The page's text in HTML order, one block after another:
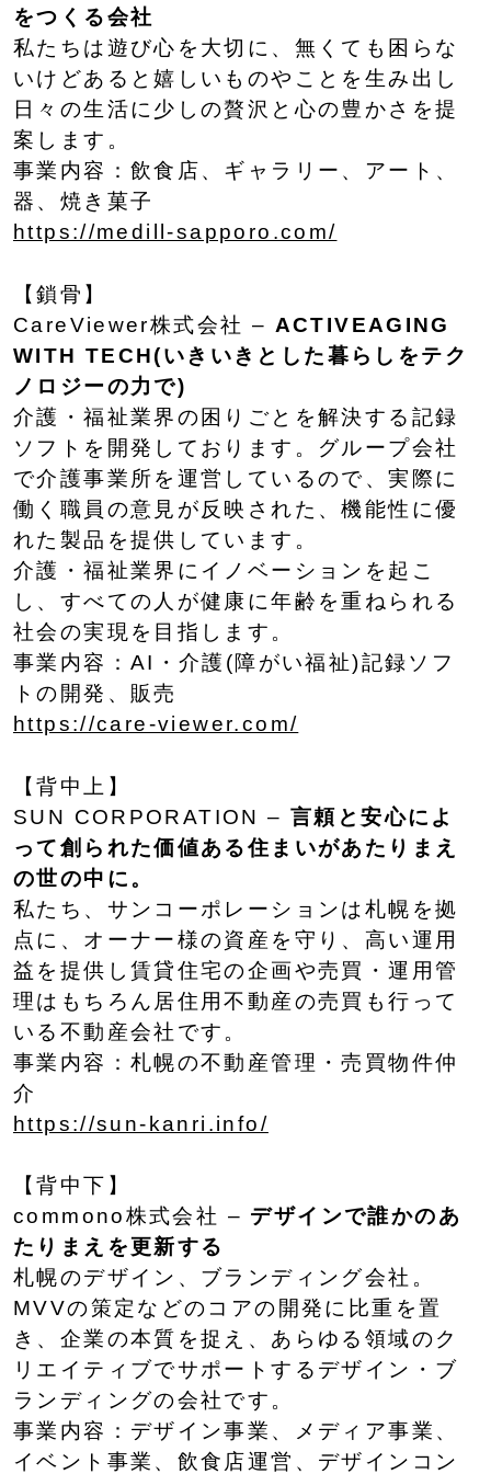
をつくる会社
私たちは遊び心を大切に、無くても困らな
いけどあると嬉しいものやことを生み出し
日々の生活に少しの贅沢と心の豊かさを提
案します。
事業内容：飲食店、ギャラリー、アート、
器、焼き菓子
https://medill-sapporo.com/
【鎖骨】
CareViewer株式会社 – ACTIVEAGING
WITH TECH(いきいきとした暮らしをテク
ノロジーの力で)
介護・福祉業界の困りごとを解決する記録
ソフトを開発しております。グループ会社
で介護事業所を運営しているので、実際に
働く職員の意見が反映された、機能性に優
れた製品を提供しています。
介護・福祉業界にイノベーションを起こ
し、すべての人が健康に年齢を重ねられる
社会の実現を目指します。
事業内容：AI・介護(障がい福祉)記録ソフ
トの開発、販売
https://care-viewer.com/
【背中上】
SUN CORPORATION – 言頼と安心によ
って創られた価値ある住まいがあたりまえ
の世の中に。
私たち、サンコーポレーションは札幌を拠
点に、オーナー様の資産を守り、高い運用
益を提供し賃貸住宅の企画や売買・運用管
理はもちろん居住用不動産の売買も行って
いる不動産会社です。
事業内容：札幌の不動産管理・売買物件仲
介
https://sun-kanri.info/
【背中下】
commono株式会社 – デザインで誰かのあ
たりまえを更新する
札幌のデザイン、ブランディング会社。
MVVの策定などのコアの開発に比重を置
き、企業の本質を捉え、あらゆる領域のク
リエイティブでサポートするデザイン・ブ
ランディングの会社です。
事業内容：デザイン事業、メディア事業、
イベント事業、飲食店運営、デザインコン